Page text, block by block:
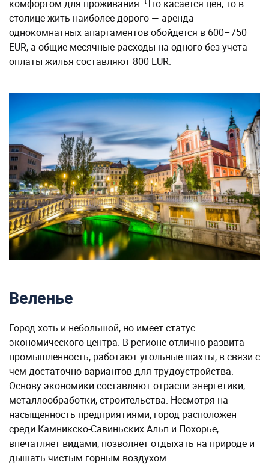
комфортом для проживания. Что касается цен, то в
столице жить наиболее дорого — аренда
однокомнатных апартаментов обойдется в 600–750
EUR, а общие месячные расходы на одного без учета
оплаты жилья составляют 800 EUR.
Веленье
Город хоть и небольшой, но имеет статус
экономического центра. В регионе отлично развита
промышленность, работают угольные шахты, в связи с
чем достаточно вариантов для трудоустройства.
Основу экономики составляют отрасли энергетики,
металлообработки, строительства. Несмотря на
насыщенность предприятиями, город расположен
среди Камникско-Савиньских Альп и Похорье,
впечатляет видами, позволяет отдыхать на природе и
дышать чистым горным воздухом.